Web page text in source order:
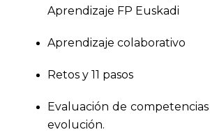
Aprendizaje FP Euskadi
Aprendizaje colaborativo
Retos y 11 pasos
Evaluación de
evolución.